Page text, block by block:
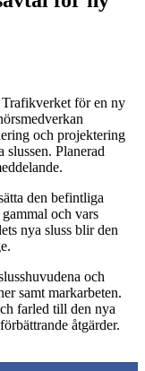
för en ny
och projektering
slussen. Planerad
den befintliga
och vars
nya sluss blir den
och
samt markarbeten.
farled till den nya
åtgärder.